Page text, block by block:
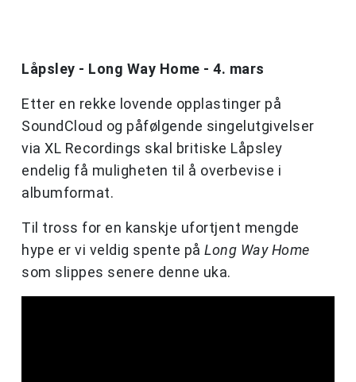
Låpsley - Long Way Home - 4. mars
Etter en rekke lovende opplastinger på
SoundCloud og påfølgende singelutgivelser
via XL Recordings skal britiske Låpsley
endelig få muligheten til å overbevise i
albumformat.
Til tross for en kanskje ufortjent mengde
hype er vi veldig spente på Long Way Home
som slippes senere denne uka.